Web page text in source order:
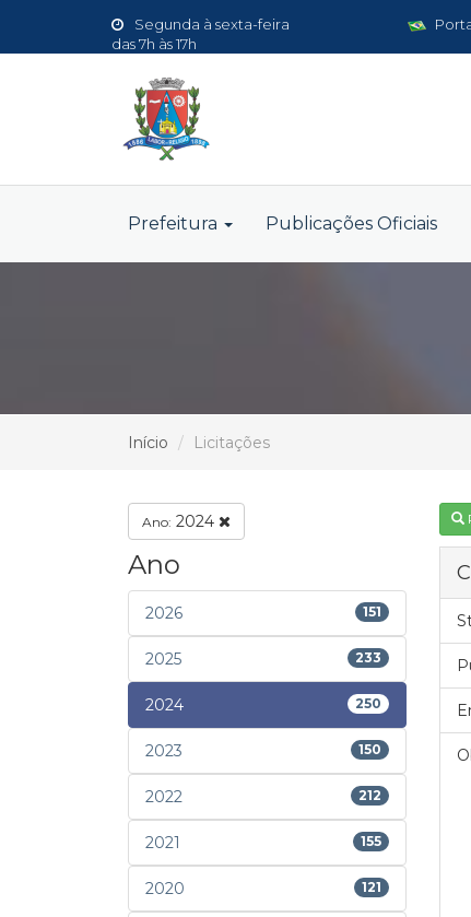
Segunda à sexta-feira
das 7h às 17h
Prefeitura Publicações Oficiais
Início Licitações
Ano: 2024
Ano
2026 151
2025 233
2024 250
2023 150
2022 212
2021 155
2020 121